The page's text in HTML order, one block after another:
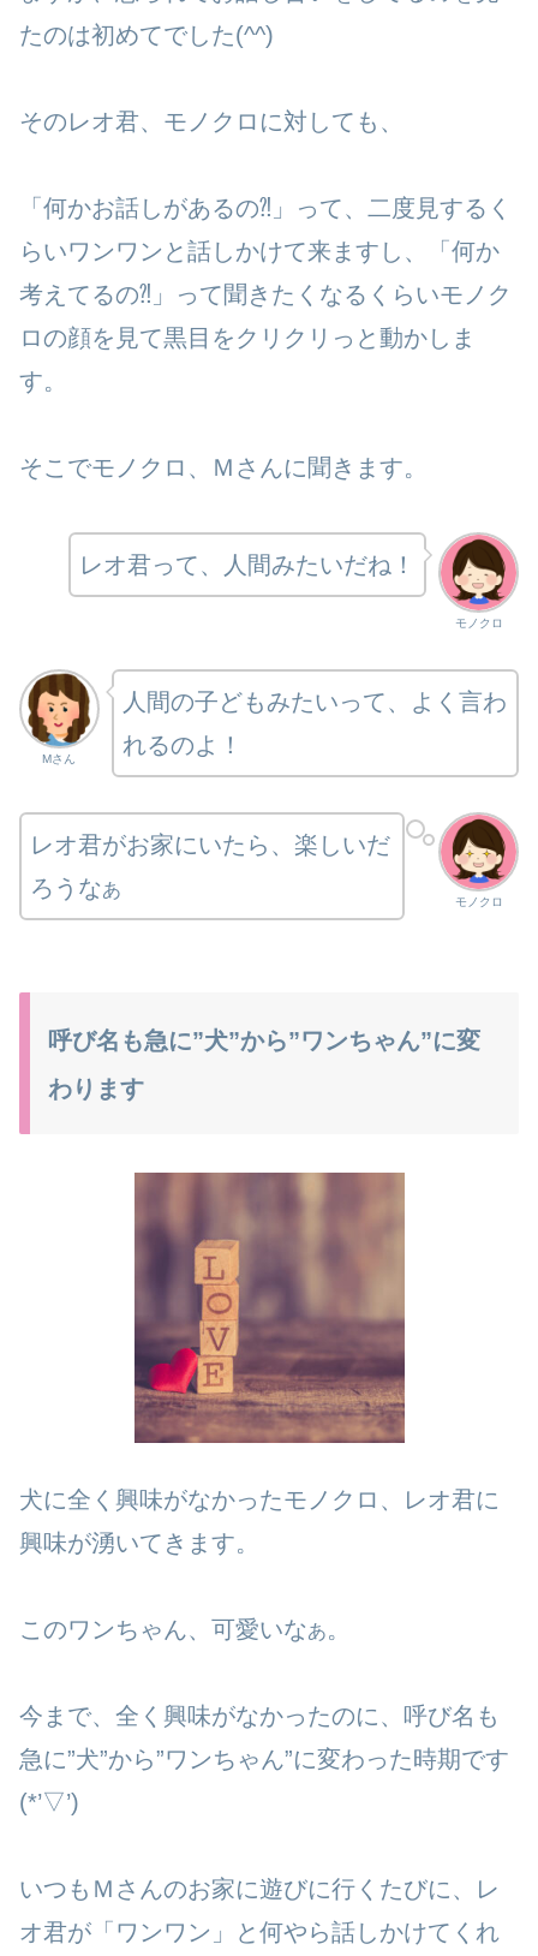
たのは初めてでした(^^)
そのレオ君、モノクロに対しても、
「何かお話しがあるの⁈」って、二度見するく
らいワンワンと話しかけて来ますし、「何か
考えてるの⁈」って聞きたくなるくらいモノク
ロの顔を見て黒目をクリクリっと動かしま
す。
そこでモノクロ、Ｍさんに聞きます。
モノクロ
レオ君って、人間みたいだね！
Mさん
人間の子どもみたいって、よく言わ
れるのよ！
モノクロ
レオ君がお家にいたら、楽しいだ
ろうなあ
呼び名も急に”犬”から”ワンちゃん”に変
わります
犬に全く興味がなかったモノクロ、レオ君に
興味が湧いてきます。
このワンちゃん、可愛いなあ。
今まで、全く興味がなかったのに、呼び名も
急に”犬”から”ワンちゃん”に変わった時期です
(*’▽’)
いつもＭさんのお家に遊びに行くたびに、レ
オ君が「ワンワン」と何やら話しかけてくれ